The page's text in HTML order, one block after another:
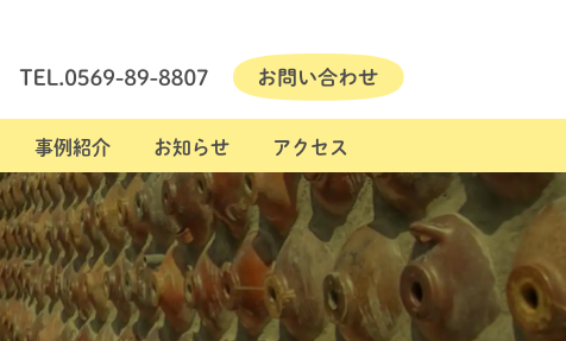
事例紹介 お知らせ アクセス